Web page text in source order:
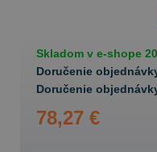
Skladom v e-shope
Doručenie
Doručenie
78,27 €